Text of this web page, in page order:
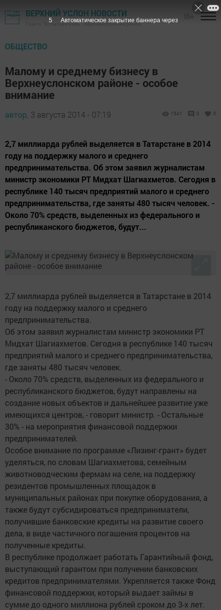
ВЕРХНИЙ УСЛОН НОВОСТИ
Газета "Волжская новь" - Верхнеуслонский район
ОБЩЕСТВО
Малому и среднему бизнесу в
Верхнеуслонском районе - особое
внимание
автор, 3 августа 2014 - 07:19 1541 0 0
2,7 миллиарда рублей выделяется в Татарстане в 2014
году на поддержку малого и среднего
предпринимательства. Об этом заявил журналистам
министр экономики РТ Мидхат Шагиахметов. Сегодня в
республике 140 тысяч предприятий малого и среднего
предпринимательства, где заняты 480 тысяч человек. -
Около 70% средств, выделенных из федерального и
республиканского бюджетов, будут...
2,7 миллиарда рублей выделяется в Татарстане в 2014
году на поддержку малого и среднего
предпринимательства.
Об этом заявил журналистам министр экономики РТ
Мидхат Шагиахметов. Сегодня в республике 140 тысяч
предприятий малого и среднего предпринимательства,
где заняты 480 тысяч человек.
- Около 70% средств, выделенных из федерального и
республиканского бюджетов, будут направлены на
создание новых объектов и дальнейшее развитие уже
имеющихся центров, - говорит министр. - Остальные
30% - на мероприятия финансовой поддержки
предпринимателей.
Особое внимание по программе «Лизинг-грант» будет
уделяться, по словам Шагиахметова, семейным
животноводческим фермам на селе, на поддержку
резидентов промышленных площадок в
муниципальных районах при покупке оборудования, а
также будут субсидироваться предприниматели,
получившие банковские кредиты на развитие своего
дела, в виде частичного погашения процентов на
полученные кредиты.
В республике продолжает работать Гарантийный фонд,
выступающий гарантом при получении банковских
кредитов предпринимателями. Укрепляется также Фонд
финансовой поддержки, который выдает займы в
сумме до одного миллиона рублей сроком до 3-х лет.
4 Автоматическое закрытие баннера через